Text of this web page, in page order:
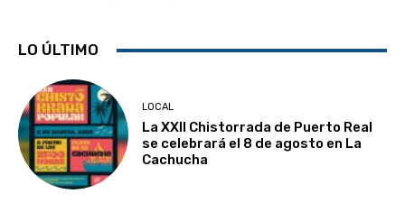
LO ÚLTIMO
LOCAL
La XXII Chistorrada de Puerto Real
se celebrará el 8 de agosto en La
Cachucha